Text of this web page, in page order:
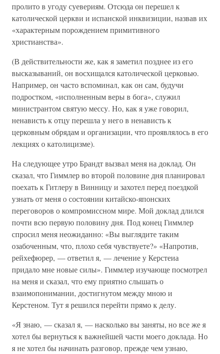
пролито в угоду суевериям. Отсюда он перешел к
католической церкви и испанской инквизиции, назвав их
«характерным порождением примитивного
христианства».
(В действительности же, как я заметил позднее из его
высказываний, он восхищался католической церковью.
Например, он часто вспоминал, как он сам, будучи
подростком, «исполненным веры в бога», служил
министрантом святую мессу. Но, как я уже говорил,
ненависть к отцу перешла у него в ненависть к
церковным обрядам и организации, что проявлялось в его
лекциях о католицизме).
На следующее утро Брандт вызвал меня на доклад. Он
сказал, что Гиммлер во второй половине дня планировал
поехать к Гитлеру в Винницу и захотел перед поездкой
узнать от меня о состоянии китайско-японских
переговоров о компромиссном мире. Мой доклад длился
почти всю первую половину дня. Под конец Гиммлер
спросил меня неожиданно: «Вы выглядите таким
озабоченным, что, плохо себя чувствуете?» «Напротив,
рейхефюрер, — ответил я, — лечение у Керстеиа
придало мне новые силы». Гиммлер изучающе посмотрел
на меня и сказал, что ему приятно слышать о
взаимопонимании, достигнутом между мною и
Керстеном. Тут я решился перейти прямо к делу.
«Я знаю, — сказал я, — насколько вы заняты, но все же я
хотел бы вернуться к важнейшей части моего доклада. Но
я не хотел бы начинать разговор, прежде чем узнаю,